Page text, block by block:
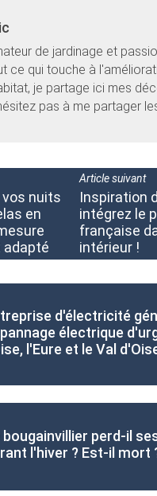
de jardinage et
ce qui touche à
je partage ici mes
pas à me partager
nuits
en
Article suivant
Inspiration
intégrez le
française
intérieur !
d'électricité
électrique
l'Eure et le Val
bougainvillier perd-il
l'hiver ? Est-il mort